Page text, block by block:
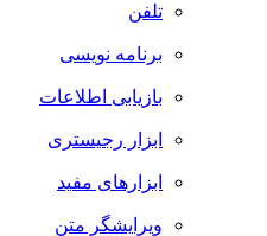
تلفن
برنامه نویسی
بازیابی اطلاعات
ابزار رجیستری
ابزارهای مفید
ویرایشگر متن